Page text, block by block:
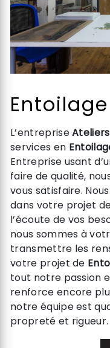
L’entreprise
services en
Entreprise usant
faire de qualité,
vous satisfaire.
dans votre projet
l’écoute de vos
nous sommes à
transmettre les
votre projet de
tout notre passion
renforce encore
notre équipe est
propreté et rigueur.